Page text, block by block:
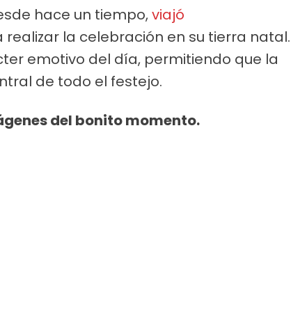
hace un tiempo,viajó
la celebración en su tierra natal.
emotivo del día, permitiendo que la
de todo el festejo.
del bonito momento.